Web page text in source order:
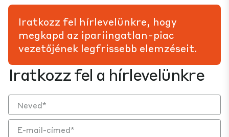
Iratkozz fel a hírlevelünkre
Iratkozz fel hírlevelünkre, hogy
megkapd az ipariingatlan-piac
vezetőjének legfrissebb elemzéseit.